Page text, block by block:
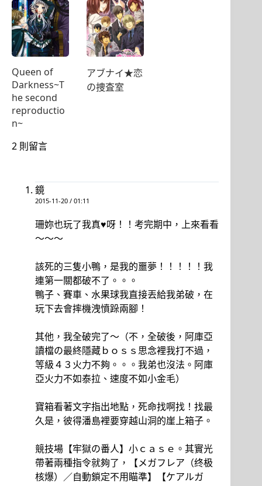
Queen of
Darkness~T
he second
reproductio
n~
アブナイ★恋
の捜査室
2 則留言
鏡
2015-11-20 / 01:11
珊妳也玩了我真♥呀！！考完期中，上來看看
～～～
該死的三隻小鴨，是我的噩夢！！！！！我
連第一關都破不了。。。
鴨子、賽車、水果球我直接丟給我弟破，在
玩下去會摔機洩憤跺兩腳！
其他，我全破完了～（不，全破後，阿庫亞
讀檔の最終隱藏ｂｏｓｓ思念裡我打不過，
等級４３火力不夠。。。我弟也沒法。阿庫
亞火力不如泰拉、速度不如小金毛）
寶箱看著文字指出地點，死命找啊找！找最
久是，彼得潘島裡要穿越山洞的崖上箱子。
競技場【牢獄の番人】小ｃａｓｅ。其實光
帶著兩種指令就夠了，【メガフレア（终极
核爆）／自動鎖定不用瞄準】【ケアルガ